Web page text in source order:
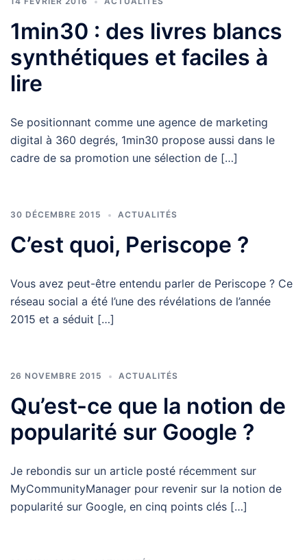
1min30 : des livres blancs
synthétiques et faciles à
lire
Se positionnant comme une agence de marketing
digital à 360 degrés, 1min30 propose aussi dans le
cadre de sa promotion une sélection de […]
30 DÉCEMBRE 2015 ACTUALITÉS
C’est quoi, Periscope ?
Vous avez peut-être entendu parler de Periscope ? Ce
réseau social a été l’une des révélations de l’année
2015 et a séduit […]
26 NOVEMBRE 2015 ACTUALITÉS
Qu’est-ce que la notion de
popularité sur Google ?
Je rebondis sur un article posté récemment sur
MyCommunityManager pour revenir sur la notion de
popularité sur Google, en cinq points clés […]